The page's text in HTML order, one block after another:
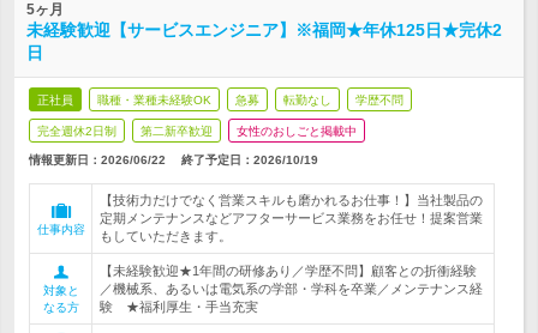
5ヶ月
未経験歓迎【サービスエンジニア】※福岡★年休125日★完休2
日
正社員 職種・業種未経験OK 急募 転勤なし 学歴不問
完全週休2日制 第二新卒歓迎 女性のおしごと掲載中
情報更新日：2026/06/22 終了予定日： 2026/10/19
仕事内容
【技術力だけでなく営業スキルも磨かれるお仕事！】当社製品の
定期メンテナンスなどアフターサービス業務をお任せ！提案営業
もしていただきます。
対象と
なる方
【未経験歓迎★1年間の研修あり／学歴不問】顧客との折衝経験
／機械系、あるいは電気系の学部・学科を卒業／メンテナンス経
験 ★福利厚生・手当充実